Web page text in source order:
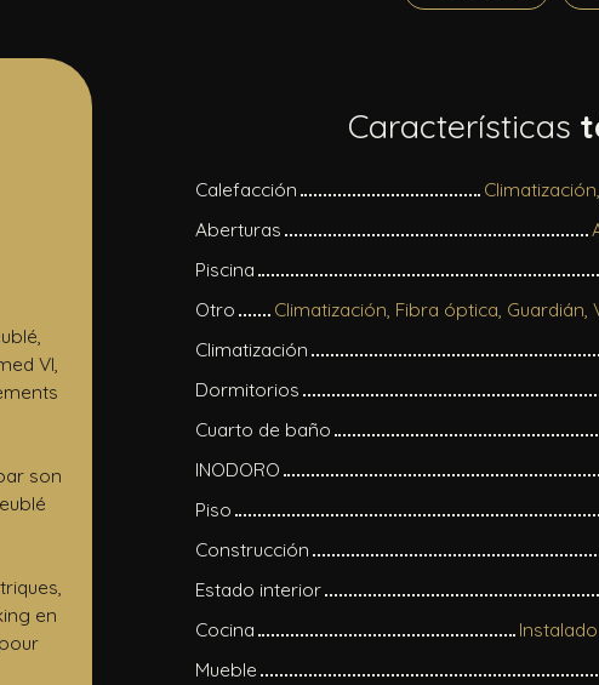
VI,
son
en
Características
Calefacción
Aberturas
Piscina
Otro
Climatización, Fibra óptica,
Climatización
Dormitorios
Cuarto de baño
INODORO
Piso
Construcción
Estado interior
Cocina
Mueble